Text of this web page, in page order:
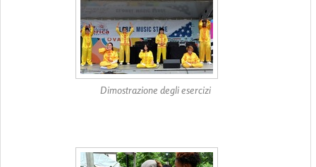
Dimostrazione degli esercizi